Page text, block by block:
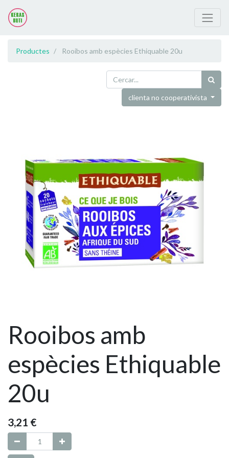
Productes Rooibos amb espècies Ethiquable 20u
clienta no cooperativista
Rooibos amb
espècies Ethiquable
20u
3,21 €